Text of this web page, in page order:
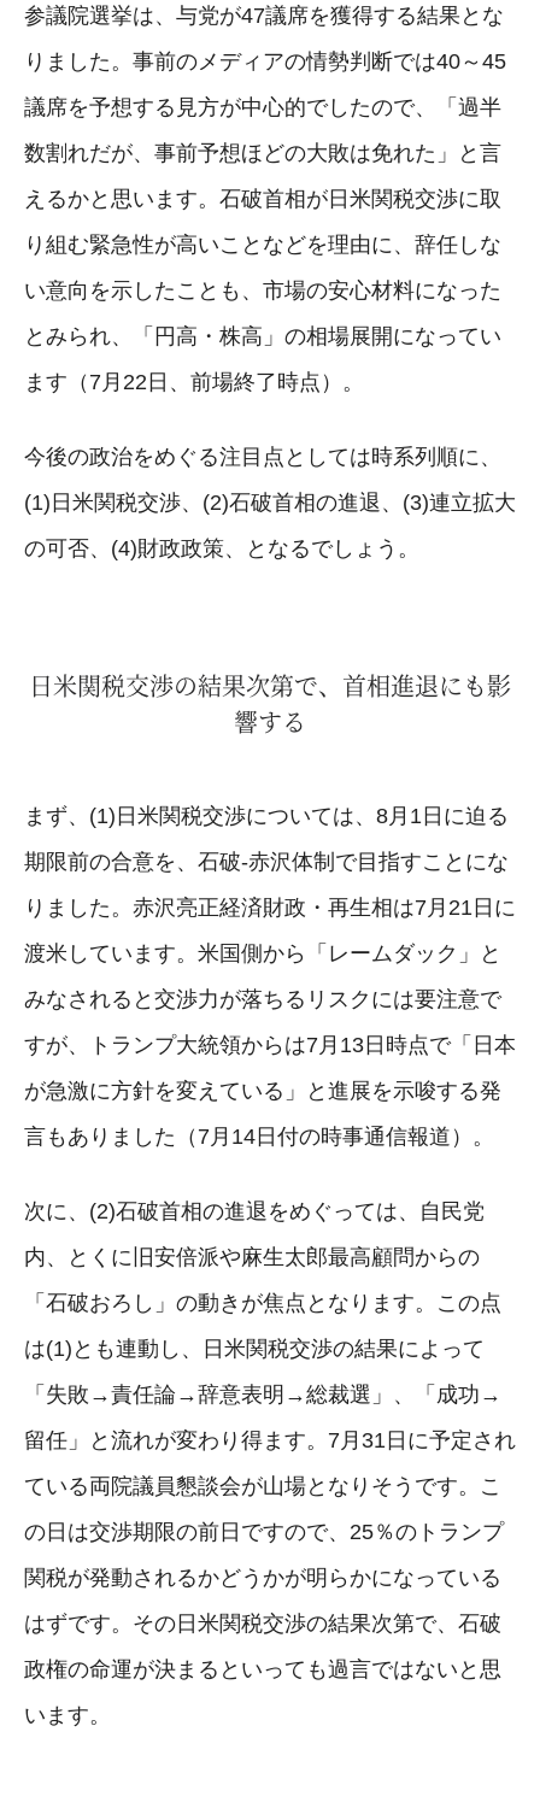
参議院選挙は、与党が47議席を獲得する結果とな
りました。事前のメディアの情勢判断では40～45
議席を予想する見方が中心的でしたので、「過半
数割れだが、事前予想ほどの大敗は免れた」と言
えるかと思います。石破首相が日米関税交渉に取
り組む緊急性が高いことなどを理由に、辞任しな
い意向を示したことも、市場の安心材料になった
とみられ、「円高・株高」の相場展開になってい
ます（7月22日、前場終了時点）。
今後の政治をめぐる注目点としては時系列順に、
(1)日米関税交渉、(2)石破首相の進退、(3)連立拡大
の可否、(4)財政政策、となるでしょう。
日米関税交渉の結果次第で、首相進退にも影
響する
まず、(1)日米関税交渉については、8月1日に迫る
期限前の合意を、石破-赤沢体制で目指すことにな
りました。赤沢亮正経済財政・再生相は7月21日に
渡米しています。米国側から「レームダック」と
みなされると交渉力が落ちるリスクには要注意で
すが、トランプ大統領からは7月13日時点で「日本
が急激に方針を変えている」と進展を示唆する発
言もありました（7月14日付の時事通信報道）。
次に、(2)石破首相の進退をめぐっては、自民党
内、とくに旧安倍派や麻生太郎最高顧問からの
「石破おろし」の動きが焦点となります。この点
は(1)とも連動し、日米関税交渉の結果によって
「失敗→責任論→辞意表明→総裁選」、「成功→
留任」と流れが変わり得ます。7月31日に予定され
ている両院議員懇談会が山場となりそうです。こ
の日は交渉期限の前日ですので、25％のトランプ
関税が発動されるかどうかが明らかになっている
はずです。その日米関税交渉の結果次第で、石破
政権の命運が決まるといっても過言ではないと思
います。